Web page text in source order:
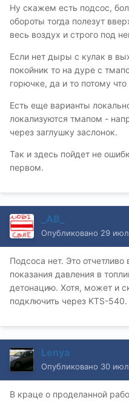
Ну скажем есть подсос,
обороты тогда полезут
весь воздух и строго под
Если нет дыры с кулак в
покойник то на дуре с
горючке, да и то потому
Есть еще варианты
локализуются тмапом -
через заглушку заслонок.
Так и здесь пойдет не
первом.
_AB_
Опубликовано 29
Подсоса нет. Это
показания давления в
детонацию. Хотя, может и
подключить через KTS-
Lenya
Опубликовано 30
В краце о проделанной